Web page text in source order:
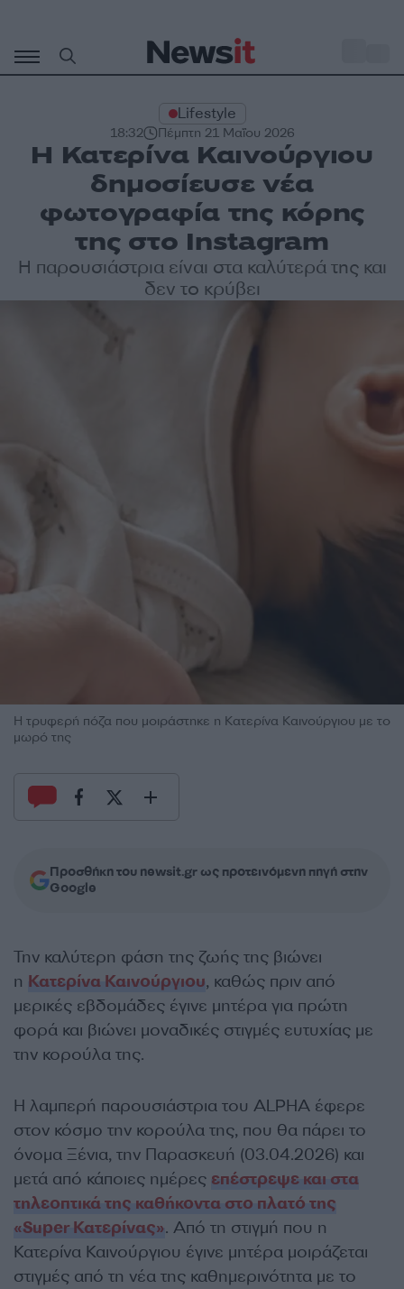
περιεχόμενο
Lifestyle
18:32 Πέμπτη 21 Μαΐου 2026
Η Κατερίνα Καινούργιου
δημοσίευσε νέα
φωτογραφία της κόρης
της στο Instagram
Η παρουσιάστρια είναι στα καλύτερά της και
δεν το κρύβει
Η τρυφερή πόζα που μοιράστηκε η Κατερίνα Καινούργιου με το
μωρό της
Προσθήκη του newsit.gr ως προτεινόμενη πηγή στην
Google
Την καλύτερη φάση της ζωής της βιώνει
η Κατερίνα Καινούργιου, καθώς πριν από
μερικές εβδομάδες έγινε μητέρα για πρώτη
φορά και βιώνει μοναδικές στιγμές ευτυχίας με
την κορούλα της.
Η λαμπερή παρουσιάστρια του ALPHA έφερε
στον κόσμο την κορούλα της, που θα πάρει το
όνομα Ξένια, την Παρασκευή (03.04.2026) και
μετά από κάποιες ημέρες επέστρεψε και στα
τηλεοπτικά της καθήκοντα στο πλατό της
«Super Κατερίνας». Από τη στιγμή που η
Κατερίνα Καινούργιου έγινε μητέρα μοιράζεται
στιγμές από τη νέα της καθημερινότητα με το